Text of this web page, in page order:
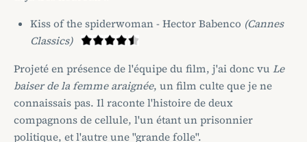
Kiss of the spiderwoman - Hector Babenco (Cannes
Classics)
Projeté en présence de l'équipe du film, j'ai donc vu Le
baiser de la femme araignée, un film culte que je ne
connaissais pas. Il raconte l'histoire de deux
compagnons de cellule, l'un étant un prisonnier
politique, et l'autre une "grande folle".